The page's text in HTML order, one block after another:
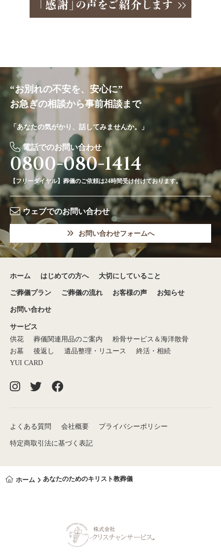
“お別れの不安を、安心に”
お急ぎの相談から事前相談まで
「あなたの気がかり、話してみませんか。」
電話でのお問い合わせ
0800-080-1414
【フリーダイヤル】葬儀のご依頼は24時間受け付けております。
ウェブでのお問い合わせ
お問い合わせフォームへ
ホーム はじめての方へ 大切にしていること
ご葬儀プラン ご葬儀の流れ お客様の声 お知らせ
お問い合わせ
サービス
供花
葬儀関連用品のご案内
粉骨サービス＆海洋散骨
お墓
後返し 遺品整理・リユース
終活・相続
YUI CARD
よくある質問 会社概要 プライバシーポリシー
特定商取引法に基づく表記
ホーム あなたのためのキリスト教葬儀